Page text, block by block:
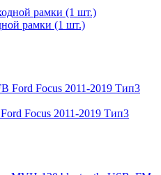
рамки (1 шт.)
Focus 2011-2019 Тип3